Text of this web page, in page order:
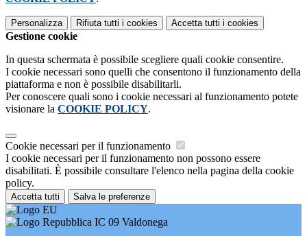
Personalizza Rifiuta tutti i cookies Accetta tutti i cookies
Gestione cookie
In questa schermata è possibile scegliere quali cookie consentire.
I cookie necessari sono quelli che consentono il funzionamento della
piattaforma e non è possibile disabilitarli.
Per conoscere quali sono i cookie necessari al funzionamento potete
visionare la COOKIE POLICY.
Cookie necessari per il funzionamento
I cookie necessari per il funzionamento non possono essere
disabilitati. È possibile consultare l'elenco nella pagina della cookie
policy.
Accetta tutti Salva le preferenze
IC 09 Valdonega